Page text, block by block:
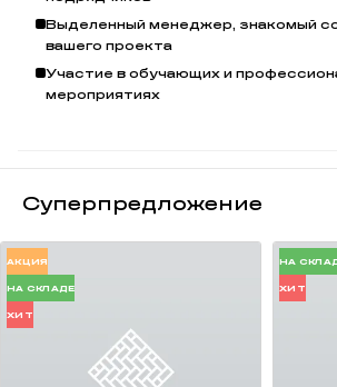
Выделенный менеджер, знакомый
вашего проекта
Участие в обучающих и
мероприятиях
Суперпредложение
АКЦИЯ
НА СКЛАДЕ
ХИТ
НА
ХИТ